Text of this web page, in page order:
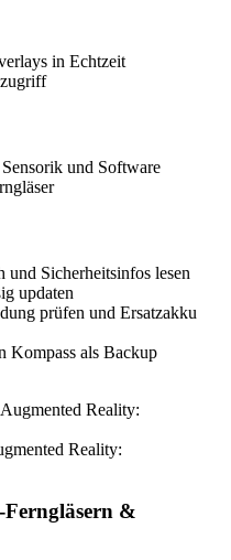
in Echtzeit
und Software
und Sicherheitsinfos lesen
updaten
prüfen und Ersatzakku
Kompass als Backup
Reality:
&